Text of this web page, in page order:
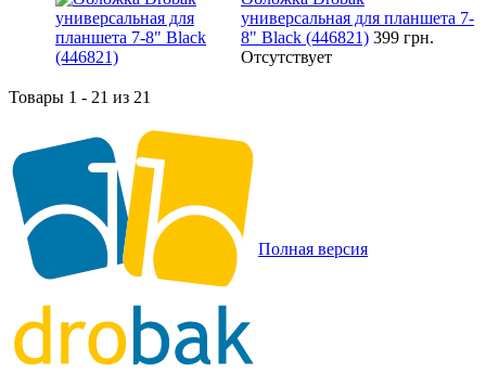
универсальная для планшета 7-
8" Black (446821) 399 грн.
Отсутствует
Товары 1 - 21 из 21
Полная версия